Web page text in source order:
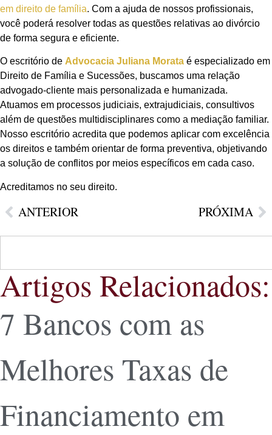
em direito de família. Com a ajuda de nossos profissionais,
você poderá resolver todas as questões relativas ao divórcio
de forma segura e eficiente.
O escritório de Advocacia Juliana Morata é especializado em
Direito de Família e Sucessões, buscamos uma relação
advogado-cliente mais personalizada e humanizada.
Atuamos em processos judiciais, extrajudiciais, consultivos
além de questões multidisciplinares como a mediação familiar.
Nosso escritório acredita que podemos aplicar com excelência
os direitos e também orientar de forma preventiva, objetivando
a solução de conflitos por meios específicos em cada caso.
Acreditamos no seu direito.
ANTERIOR PRÓXIMA
Artigos Relacionados:
7 Bancos com as
Melhores Taxas de
Financiamento em